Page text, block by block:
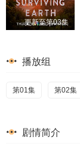
更新至第03集
播放组
第01集 第02集
剧情简介